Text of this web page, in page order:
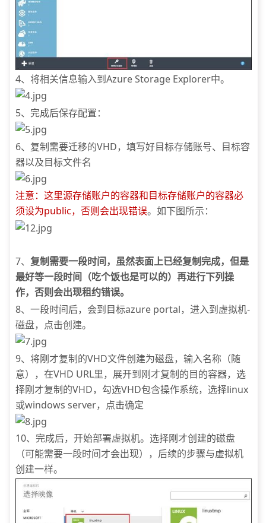
4、将相关信息输入到Azure Storage Explorer中。
5、完成后保存配置：
6、复制需要迁移的VHD，填写好目标存储账号、目标容
器以及目标文件名
注意：这里源存储账户的容器和目标存储账户的容器必
须设为public，否则会出现错误。如下图所示：
7、 复制需要一段时间，虽然表面上已经复制完成，但是
最好等一段时间（吃个饭也是可以的）再进行下列操
作，否则会出现租约错误。
8、一段时间后，会到目标azure portal，进入到虚拟机-
磁盘，点击创建。
9、将刚才复制的VHD文件创建为磁盘，输入名称（随
意），在VHD URL里，展开到刚才复制的目的容器，选
择刚才复制的VHD，勾选VHD包含操作系统，选择linux
或windows server，点击确定
10、完成后，开始部署虚拟机。选择刚才创建的磁盘
（可能需要一段时间才会出现），后续的步骤与虚拟机
创建一样。